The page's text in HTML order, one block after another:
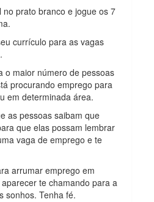
no prato branco e jogue os 7
currículo para as vagas
o maior número de pessoas
procurando emprego para
em determinada área.
as pessoas saibam que
que elas possam lembrar
vaga de emprego e te
arrumar emprego em
te chamando para a
sonhos. Tenha fé.